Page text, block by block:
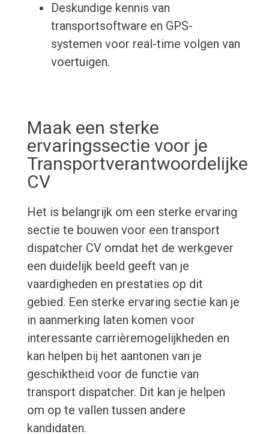
Deskundige kennis van
transportsoftware en GPS-
systemen voor real-time volgen van
voertuigen.
Maak een sterke
ervaringssectie voor je
Transportverantwoordelijke
CV
Het is belangrijk om een sterke ervaring
sectie te bouwen voor een transport
dispatcher CV omdat het de werkgever
een duidelijk beeld geeft van je
vaardigheden en prestaties op dit
gebied. Een sterke ervaring sectie kan je
in aanmerking laten komen voor
interessante carrièremogelijkheden en
kan helpen bij het aantonen van je
geschiktheid voor de functie van
transport dispatcher. Dit kan je helpen
om op te vallen tussen andere
kandidaten.